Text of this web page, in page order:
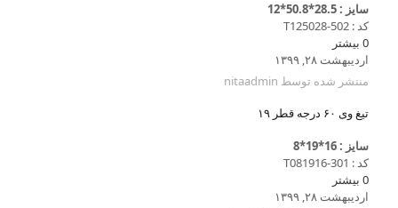
سایز : 28.5*50.8*12
کد : T125028-502
0 بیشتر
اردیبهشت ۲۸, ۱۳۹۹
منتشر شده توسط nitaadmin
تیغ وی ۶۰ درجه قطر ۱۹
سایز : 16*19*8
کد : T081916-301
0 بیشتر
اردیبهشت ۲۸, ۱۳۹۹